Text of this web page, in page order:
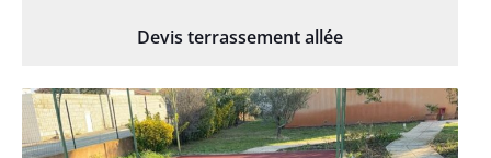
Devis terrassement allée